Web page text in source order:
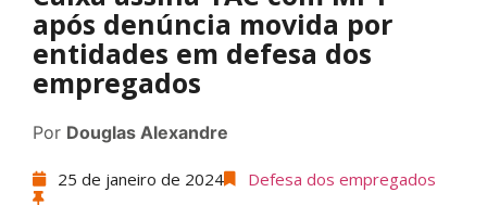
após denúncia movida por
entidades em defesa dos
empregados
Por Douglas Alexandre
25 de janeiro de 2024 Defesa dos empregados